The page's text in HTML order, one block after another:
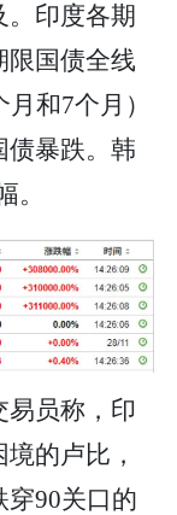
。印度各期
限国债全线
和7个月）
债暴跌。韩
。
易员称，印
的卢比，
穿90关口的